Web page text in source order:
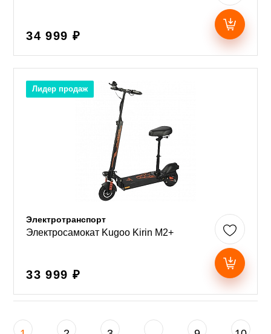
34 999 ₽
Лидер продаж
Электротранспорт
Электросамокат Kugoo Kirin M2+
33 999 ₽